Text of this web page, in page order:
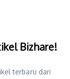
Bizhare!
terbaru dari